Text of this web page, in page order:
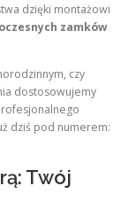
dzięki montażowi
zamków
czy
dostosowujemy
dziś pod numerem:
Twój